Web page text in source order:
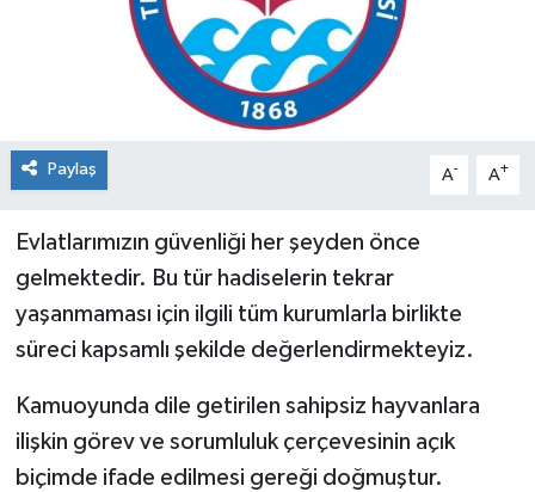
Paylaş A- A+
Evlatlarımızın güvenliği her şeyden önce
gelmektedir. Bu tür hadiselerin tekrar
yaşanmaması için ilgili tüm kurumlarla birlikte
süreci kapsamlı şekilde değerlendirmekteyiz.
Kamuoyunda dile getirilen sahipsiz hayvanlara
ilişkin görev ve sorumluluk çerçevesinin açık
biçimde ifade edilmesi gereği doğmuştur.